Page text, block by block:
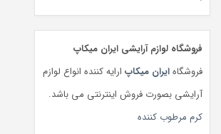
فروشگاه لوازم آرایشی ایران میکاپ
فروشگاهایران میکاپ ارایه کننده انواع لوازم
آرایشی بصورت فروش اینترنتی می باشد.
کرم مرطوب کننده